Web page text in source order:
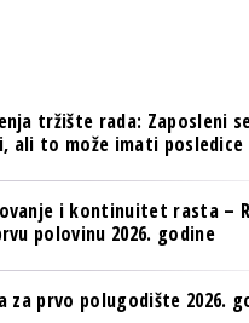
tržište rada: Zaposleni
ali to može imati posledice
i kontinuitet rasta –
polovinu 2026. godine
za prvo polugodište 2026.